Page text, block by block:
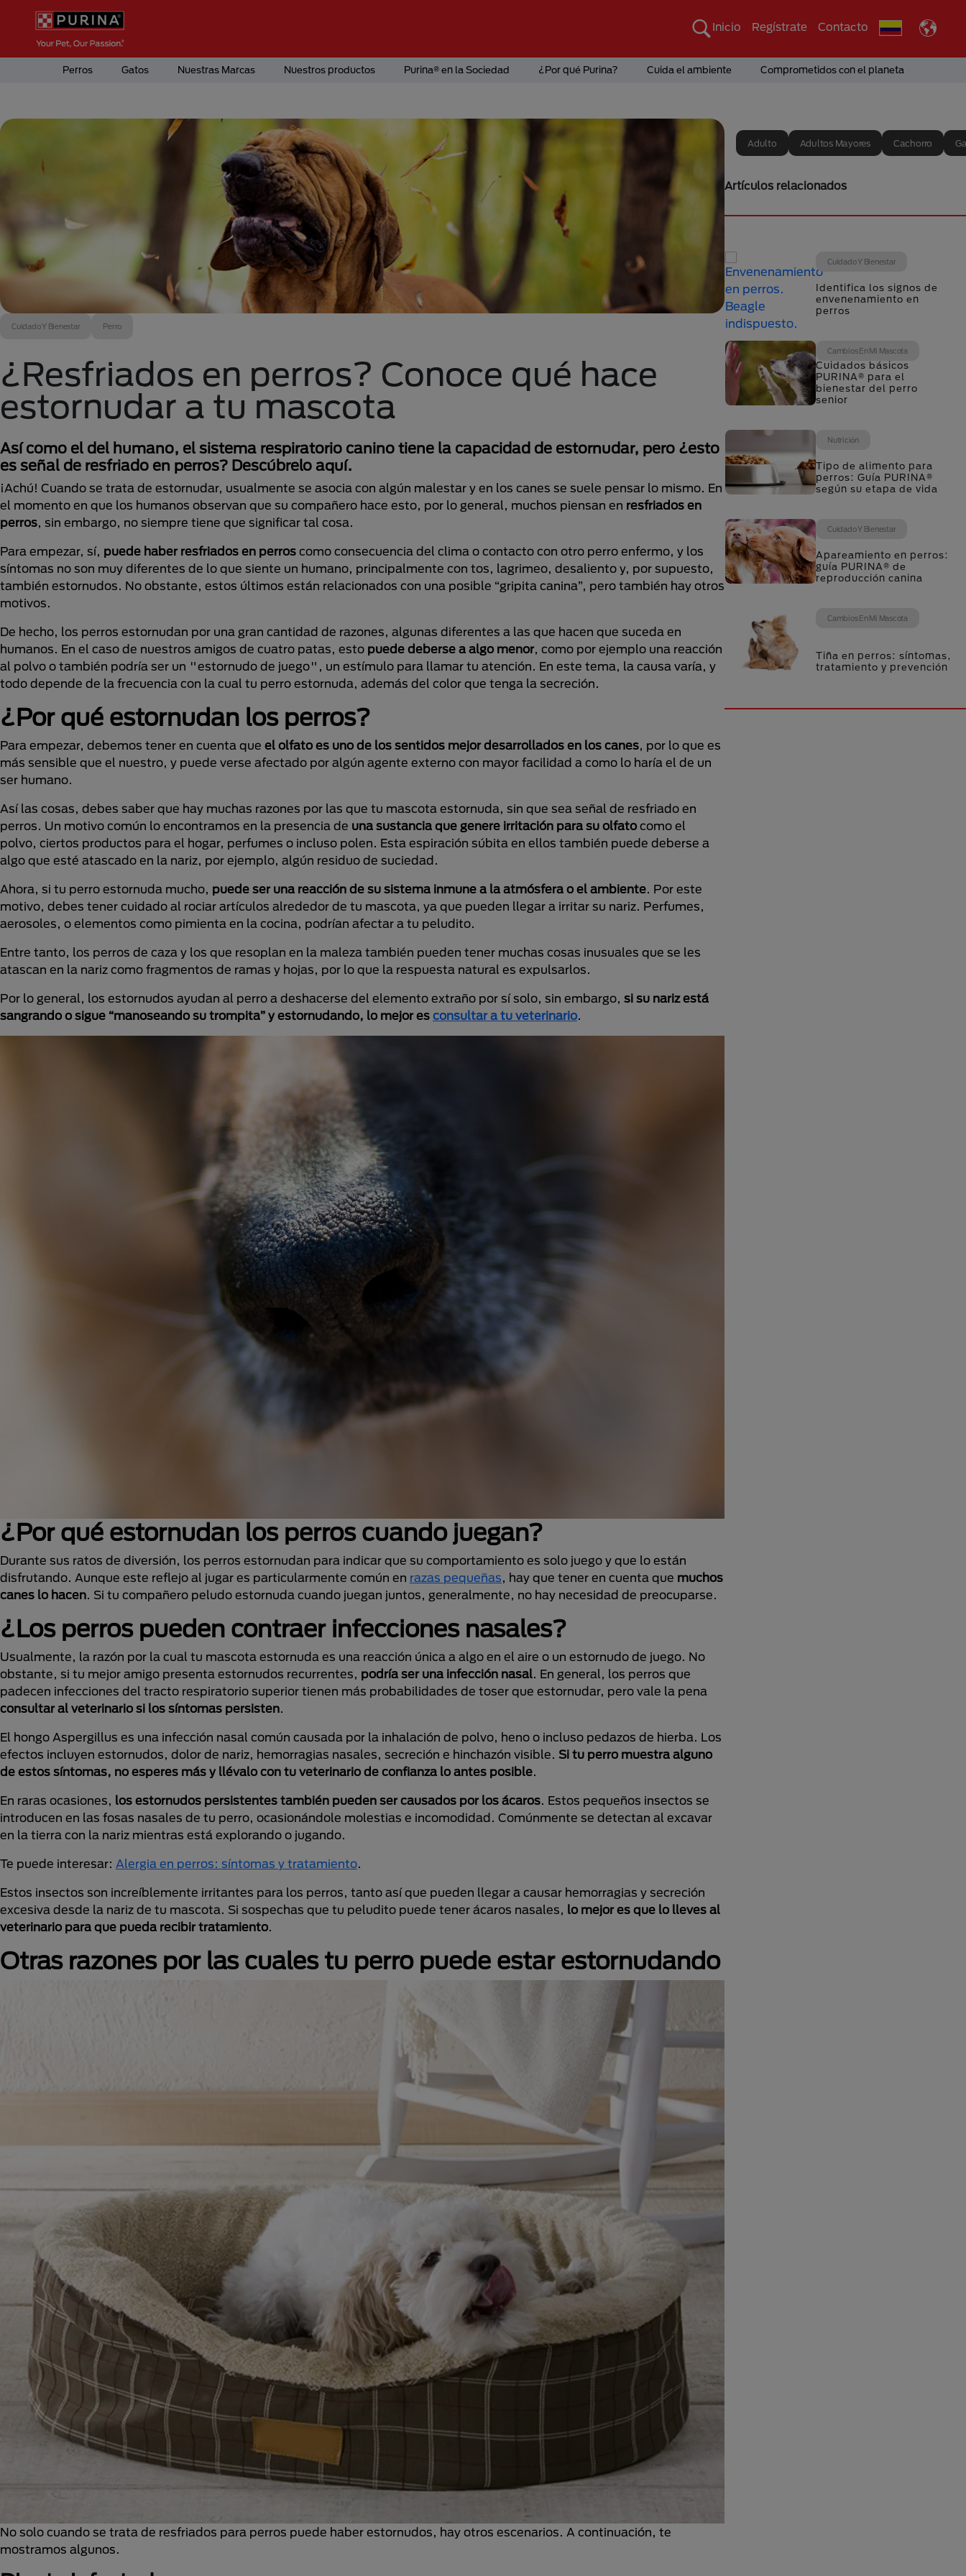
Pasar al contenido principal
Menú Secundario Purina
Inicio Regístrate Contacto
Menú Principal Purina
Perros Gatos Nuestras Marcas Nuestros productos Purina® en la Sociedad ¿Por qué Purina? Cuida el ambiente Comprometidos con el planeta
Cuidado Y Bienestar Perro
¿Resfriados en perros? Conoce qué hace
estornudar a tu mascota
Así como el del humano, el sistema respiratorio canino tiene la capacidad de estornudar, pero ¿esto
es señal de resfriado en perros? Descúbrelo aquí.
¡Achú! Cuando se trata de estornudar, usualmente se asocia con algún malestar y en los canes se suele pensar lo mismo. En
el momento en que los humanos observan que su compañero hace esto, por lo general, muchos piensan en resfriados en
perros, sin embargo, no siempre tiene que significar tal cosa.
Para empezar, sí, puede haber resfriados en perros como consecuencia del clima o contacto con otro perro enfermo, y los
síntomas no son muy diferentes de lo que siente un humano, principalmente con tos, lagrimeo, desaliento y, por supuesto,
también estornudos. No obstante, estos últimos están relacionados con una posible “gripita canina”, pero también hay otros
motivos.
De hecho, los perros estornudan por una gran cantidad de razones, algunas diferentes a las que hacen que suceda en
humanos. En el caso de nuestros amigos de cuatro patas, esto puede deberse a algo menor, como por ejemplo una reacción
al polvo o también podría ser un "estornudo de juego", un estímulo para llamar tu atención. En este tema, la causa varía, y
todo depende de la frecuencia con la cual tu perro estornuda, además del color que tenga la secreción.
¿Por qué estornudan los perros?
Para empezar, debemos tener en cuenta que el olfato es uno de los sentidos mejor desarrollados en los canes, por lo que es
más sensible que el nuestro, y puede verse afectado por algún agente externo con mayor facilidad a como lo haría el de un
ser humano.
Así las cosas, debes saber que hay muchas razones por las que tu mascota estornuda, sin que sea señal de resfriado en
perros. Un motivo común lo encontramos en la presencia de una sustancia que genere irritación para su olfato como el
polvo, ciertos productos para el hogar, perfumes o incluso polen. Esta espiración súbita en ellos también puede deberse a
algo que esté atascado en la nariz, por ejemplo, algún residuo de suciedad.
Ahora, si tu perro estornuda mucho, puede ser una reacción de su sistema inmune a la atmósfera o el ambiente. Por este
motivo, debes tener cuidado al rociar artículos alrededor de tu mascota, ya que pueden llegar a irritar su nariz. Perfumes,
aerosoles, o elementos como pimienta en la cocina, podrían afectar a tu peludito.
Entre tanto, los perros de caza y los que resoplan en la maleza también pueden tener muchas cosas inusuales que se les
atascan en la nariz como fragmentos de ramas y hojas, por lo que la respuesta natural es expulsarlos.
Por lo general, los estornudos ayudan al perro a deshacerse del elemento extraño por sí solo, sin embargo, si su nariz está
sangrando o sigue “manoseando su trompita” y estornudando, lo mejor es consultar a tu veterinario.
¿Por qué estornudan los perros cuando juegan?
Durante sus ratos de diversión, los perros estornudan para indicar que su comportamiento es solo juego y que lo están
disfrutando. Aunque este reflejo al jugar es particularmente común en razas pequeñas, hay que tener en cuenta que muchos
canes lo hacen. Si tu compañero peludo estornuda cuando juegan juntos, generalmente, no hay necesidad de preocuparse.
¿Los perros pueden contraer infecciones nasales?
Usualmente, la razón por la cual tu mascota estornuda es una reacción única a algo en el aire o un estornudo de juego. No
obstante, si tu mejor amigo presenta estornudos recurrentes, podría ser una infección nasal. En general, los perros que
padecen infecciones del tracto respiratorio superior tienen más probabilidades de toser que estornudar, pero vale la pena
consultar al veterinario si los síntomas persisten.
El hongo Aspergillus es una infección nasal común causada por la inhalación de polvo, heno o incluso pedazos de hierba. Los
efectos incluyen estornudos, dolor de nariz, hemorragias nasales, secreción e hinchazón visible. Si tu perro muestra alguno
de estos síntomas, no esperes más y llévalo con tu veterinario de confianza lo antes posible.
En raras ocasiones, los estornudos persistentes también pueden ser causados ​​por los ácaros. Estos pequeños insectos se
introducen en las fosas nasales de tu perro, ocasionándole molestias e incomodidad. Comúnmente se detectan al excavar
en la tierra con la nariz mientras está explorando o jugando.
Te puede interesar: Alergia en perros: síntomas y tratamiento.
Estos insectos son increíblemente irritantes para los perros, tanto así que pueden llegar a causar hemorragias y secreción
excesiva desde la nariz de tu mascota. Si sospechas que tu peludito puede tener ácaros nasales, lo mejor es que lo lleves al
veterinario para que pueda recibir tratamiento.
Otras razones por las cuales tu perro puede estar estornudando
No solo cuando se trata de resfriados para perros puede haber estornudos, hay otros escenarios. A continuación, te
mostramos algunos.
Adulto Adultos Mayores Cachorro
Artículos relacionados
Cuidado Y Bienestar
Identifica los signos de
envenenamiento en
perros
Cambios En Mi Mascota
Cuidados básicos
PURINA® para el
bienestar del perro
senior
Nutrición
Tipo de alimento para
perros: Guía PURINA®
según su etapa de vida
Cuidado Y Bienestar
Apareamiento en perros:
guía PURINA® de
reproducción canina
Cambios En Mi Mascota
Tiña en perros: síntomas,
tratamiento y prevención